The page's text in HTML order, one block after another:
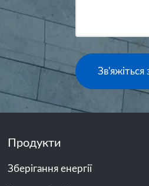
Зв'яжіться
Продукти
Зберігання енергії